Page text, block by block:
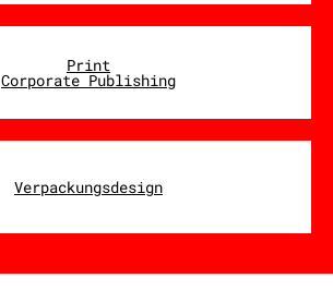
Print
Corporate Publishing
Verpackungsdesign